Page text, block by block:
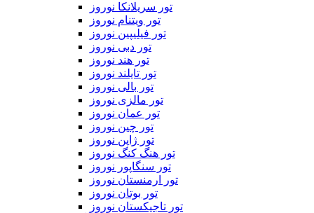
تور سریلانکا نوروز
تور ویتنام نوروز
تور فیلیپین نوروز
تور دبی نوروز
تور هند نوروز
تور تایلند نوروز
تور بالی نوروز
تور مالزی نوروز
تور عمان نوروز
تور چین نوروز
تور ژاپن نوروز
تور هنگ کنگ نوروز
تور سنگاپور نوروز
تور ارمنستان نوروز
تور بوتان نوروز
تور تاجیکستان نوروز